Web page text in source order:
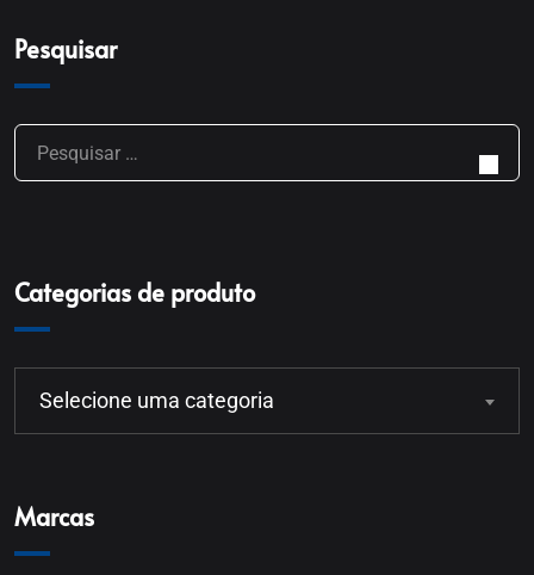
Pesquisar
Categorias de produto
Selecione uma categoria
Marcas